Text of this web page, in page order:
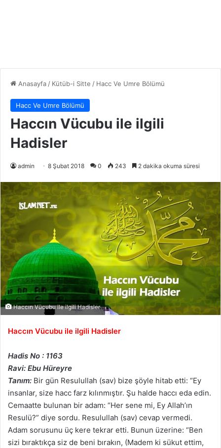
Anasayfa/ Kütüb-i Sitte / Hacc Ve Umre Bölümü
Hacc Ve Umre Bölümü
Haccın Vücubu ile ilgili
Hadisler
admin 8 Şubat 2018 0 243 2 dakika okuma süresi
Haccın Vücubu ile ilgili Hadisler
Haccın Vücubu ile ilgili Hadisler
Hadis No : 1163
Ravi: Ebu Hüreyre
Tanım: Bir gün Resulullah (sav) bize şöyle hitab etti: “Ey
insanlar, size hacc farz kılınmıştır. Şu halde haccı eda edin.
Cemaatte bulunan bir adam: “Her sene mi, Ey Allah’ın
Resulü?” diye sordu. Resulullah (sav) cevap vermedi.
Adam sorusunu üç kere tekrar etti. Bunun üzerine: “Ben
sizi bıraktıkça siz de beni bırakın, (Madem ki sükut ettim,